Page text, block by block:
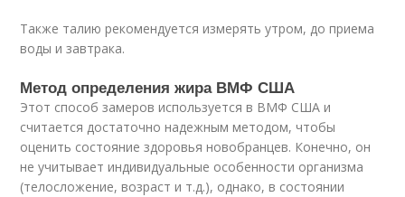
Также талию рекомендуется измерять утром, до приема
воды и завтрака.
Метод определения жира ВМФ США
Этот способ замеров используется в ВМФ США и
считается достаточно надежным методом, чтобы
оценить состояние здоровья новобранцев. Конечно, он
не учитывает индивидуальные особенности организма
(телосложение, возраст и т.д.), однако, в состоянии